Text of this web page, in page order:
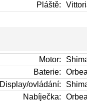
Pláště:
Motor:
Baterie:
Display/ovládání:
Nabíječka: